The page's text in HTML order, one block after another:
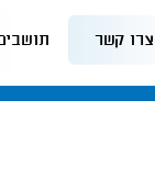
צרו קשר